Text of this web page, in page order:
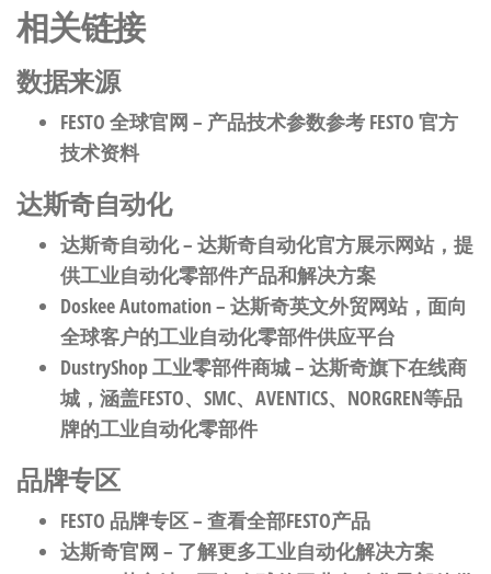
相关链接
数据来源
FESTO 全球官网 – 产品技术参数参考 FESTO 官方
技术资料
达斯奇自动化
达斯奇自动化– 达斯奇自动化官方展示网站，提
供工业自动化零部件产品和解决方案
Doskee Automation– 达斯奇英文外贸网站，面向
全球客户的工业自动化零部件供应平台
DustryShop 工业零部件商城– 达斯奇旗下在线商
城，涵盖FESTO、SMC、AVENTICS、NORGREN等品
牌的工业自动化零部件
品牌专区
FESTO 品牌专区– 查看全部FESTO产品
达斯奇官网 – 了解更多工业自动化解决方案